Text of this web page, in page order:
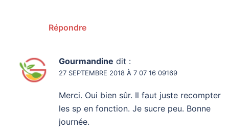
Répondre
Gourmandine dit :
27 SEPTEMBRE 2018 À 7 07 16 09169
Merci. Oui bien sûr. Il faut juste recompter
les sp en fonction. Je sucre peu. Bonne
journée.